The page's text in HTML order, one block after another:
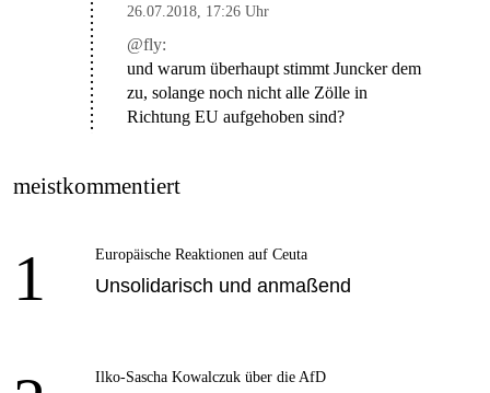
26.07.2018 17:26 Uhr
@fly:
und warum überhaupt stimmt Juncker dem
zu, solange noch nicht alle Zölle in
Richtung EU aufgehoben sind?
meistkommentiert
1 Europäische Reaktionen auf Ceuta
Unsolidarisch und anmaßend
Ilko-Sascha Kowalczuk über die AfD